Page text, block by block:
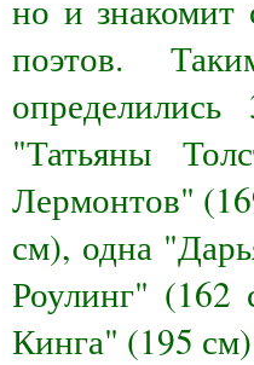
но и знакомит
поэтов.
"Татьяны
Лермонтов"
см), одна
Роулинг"
Кинга" (195